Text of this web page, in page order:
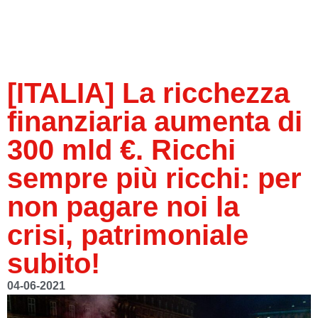
[ITALIA] La ricchezza
finanziaria aumenta di
300 mld €. Ricchi
sempre più ricchi: per
non pagare noi la
crisi, patrimoniale
subito!
04-06-2021